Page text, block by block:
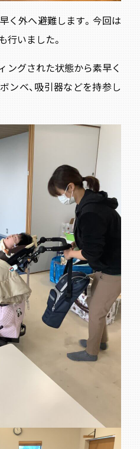
く外へ避難します。今回は
行いました。
ングされた状態から素早く
ンベ、吸引器などを持参し